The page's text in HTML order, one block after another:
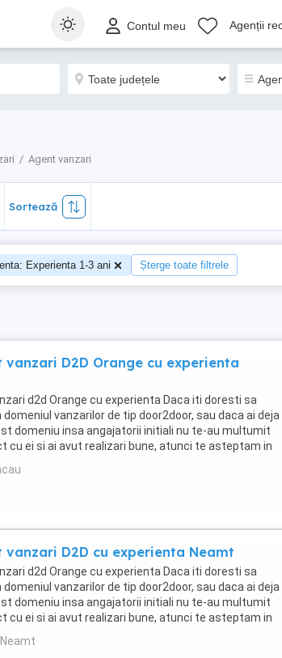
Contul meu Agenții
Agent vanzari
Sortează
Experienta 1-3 ani Șterge toate filtrele
vanzari D2D Orange cu experienta
d2d Orange cu experienta Daca iti doresti sa
domeniul vanzarilor de tip door2door, sau daca ai deja
domeniu insa angajatorii initiali nu te-au multumit
cu ei si ai avut realizari bune, atunci te asteptam in
...
vanzari D2D cu experienta Neamt
d2d Orange cu experienta Daca iti doresti sa
domeniul vanzarilor de tip door2door, sau daca ai deja
domeniu insa angajatorii initiali nu te-au multumit
cu ei si ai avut realizari bune, atunci te asteptam in
...